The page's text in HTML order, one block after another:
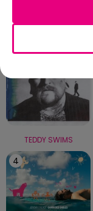
LE TOP
1
TEDDY SWIMS
4